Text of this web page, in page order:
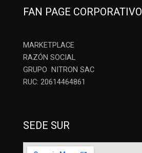
FAN PAGE CORPORATIVO
MARKETPLACE
RAZÓN SOCIAL
GRUPO NITRON SAC
RUC: 20614464861
SEDE SUR